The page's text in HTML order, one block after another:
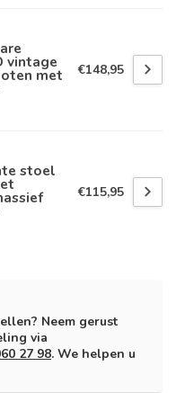
vintage
met €148,95
stoel
€115,95
Neem gerust
via
27 98. We helpen u